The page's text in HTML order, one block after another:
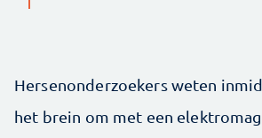
Hersenonderzoekers weten
het brein om met een